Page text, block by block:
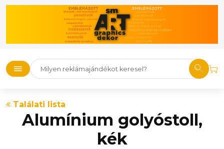
Találati lista
Alumínium golyóstoll,
kék